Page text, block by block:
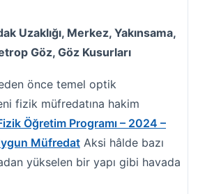
Uzaklığı, Merkez, Yakınsama,
Göz, Göz Kusurları
önce temel optik
fizik müfredatına hakim
Öğretim Programı – 2024 –
Müfredat Aksi hâlde bazı
yükselen bir yapı gibi havada